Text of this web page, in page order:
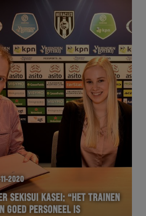
2020
SEKISUI KASEI: “HET TRAINEN
GOED PERSONEEL IS